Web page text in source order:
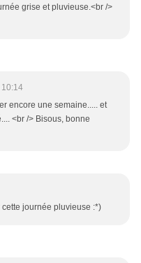
grise et pluvieuse.<br />
encore une semaine..... et
<br /> Bisous, bonne
journée pluvieuse :*)